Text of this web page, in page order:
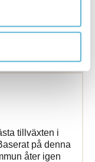
kommun
tillväxten i
på denna
åter igen